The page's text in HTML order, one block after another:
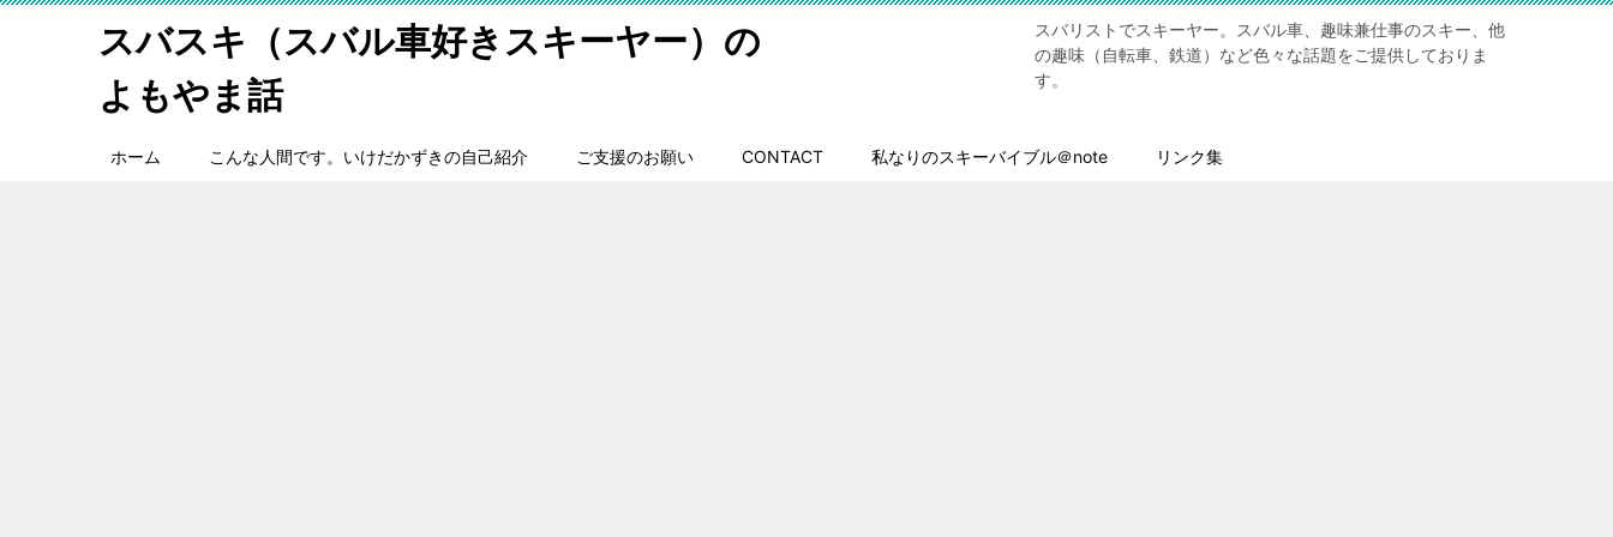
スバスキ（スバル車好きスキーヤー）の
よもやま話
スバリストでスキーヤー。スバル車、趣味兼仕事のスキー、他
の趣味（自転車、鉄道）など色々な話題をご提供しておりま
す。
ホーム こんな人間です。いけだかずきの自己紹介 ご支援のお願い CONTACT 私なりのスキーバイブル＠note リンク集